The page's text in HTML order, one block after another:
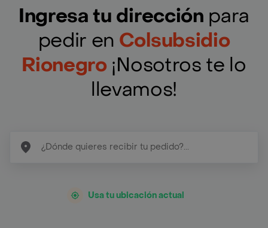
Ingresa tu dirección para
pedir en Colsubsidio
Rionegro ¡Nosotros te lo
llevamos!
Usa tu ubicación actual